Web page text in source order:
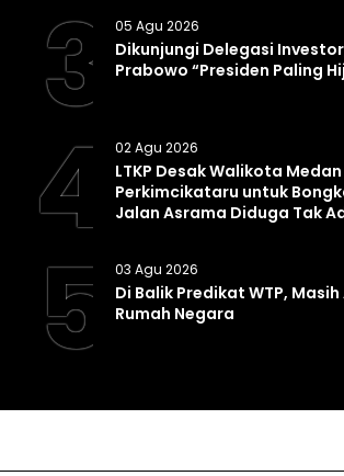
3 05 Agu 2026
Dikunjungi Delegasi
Prabowo “Presiden Paling
4 02 Agu 2026
LTKP Desak Walikota
Perkimcikataru untuk
Jalan Asrama Diduga Tak
5 03 Agu 2026
Di Balik Predikat WTP,
Rumah Negara